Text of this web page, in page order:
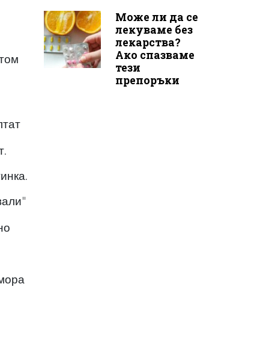
Може ли да се
лекуваме без
лекарства?
Ако спазваме
тези
препоръки